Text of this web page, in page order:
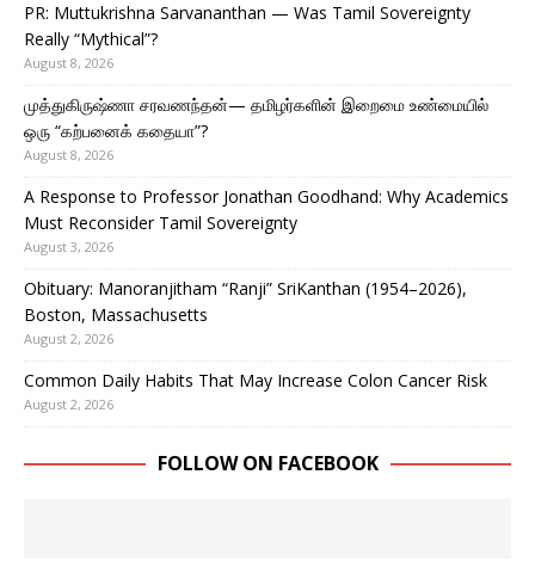
PR: Muttukrishna Sarvananthan — Was Tamil Sovereignty
Really “Mythical”?
August 8, 2026
முத்துகிருஷ்ணா சரவணந்தன்— தமிழர்களின் இறைமை உண்மையில்
ஒரு “கற்பனைக் கதையா”?
August 8, 2026
A Response to Professor Jonathan Goodhand: Why Academics
Must Reconsider Tamil Sovereignty
August 3, 2026
Obituary: Manoranjitham “Ranji” SriKanthan (1954–2026),
Boston, Massachusetts
August 2, 2026
Common Daily Habits That May Increase Colon Cancer Risk
August 2, 2026
FOLLOW ON FACEBOOK